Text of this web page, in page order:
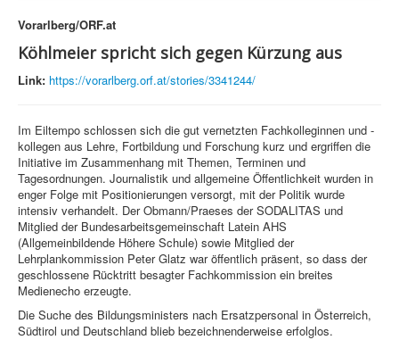
Vorarlberg/ORF.at
Köhlmeier spricht sich gegen Kürzung aus
Link: https://vorarlberg.orf.at/stories/3341244/
Im Eiltempo schlossen sich die gut vernetzten Fachkolleginnen und -
kollegen aus Lehre, Fortbildung und Forschung kurz und ergriffen die
Initiative im Zusammenhang mit Themen, Terminen und
Tagesordnungen. Journalistik und allgemeine Öffentlichkeit wurden in
enger Folge mit Positionierungen versorgt, mit der Politik wurde
intensiv verhandelt. Der Obmann/Praeses der SODALITAS und
Mitglied der Bundesarbeitsgemeinschaft Latein AHS
(Allgemeinbildende Höhere Schule) sowie Mitglied der
Lehrplankommission Peter Glatz war öffentlich präsent, so dass der
geschlossene Rücktritt besagter Fachkommission ein breites
Medienecho erzeugte.
Die Suche des Bildungsministers nach Ersatzpersonal in Österreich,
Südtirol und Deutschland blieb bezeichnenderweise erfolglos.